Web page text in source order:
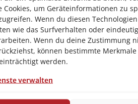
Cookies, um Geräteinformationen zu
Wenn du diesen
wie das Surfverhalten oder
Wenn du deine Zustimmung
können bestimmte
werden.
verwalten
2 × 500 ml (gesamt 1.000
4051281985674
IFC1291
NEU & OVP
(Kurzfassung)